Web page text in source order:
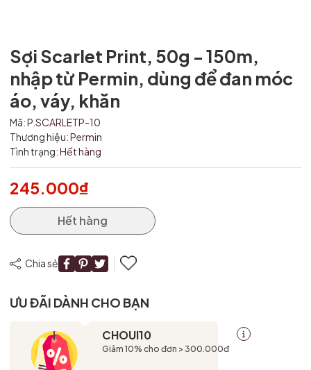
Sợi Scarlet Print, 50g - 150m,
nhập từ Permin, dùng để đan móc
áo, váy, khăn
Mã:P.SCARLETP-10
Thương hiệu:Permin
Tình trạng:Hết hàng
245.000₫
Hết hàng
Chia sẻ
ƯU ĐÃI DÀNH CHO BẠN
CHOUI10
Giảm 10% cho đơn > 300.000đ
Mã giảm giá:
Ngày hết hạn:
Điều kiện: